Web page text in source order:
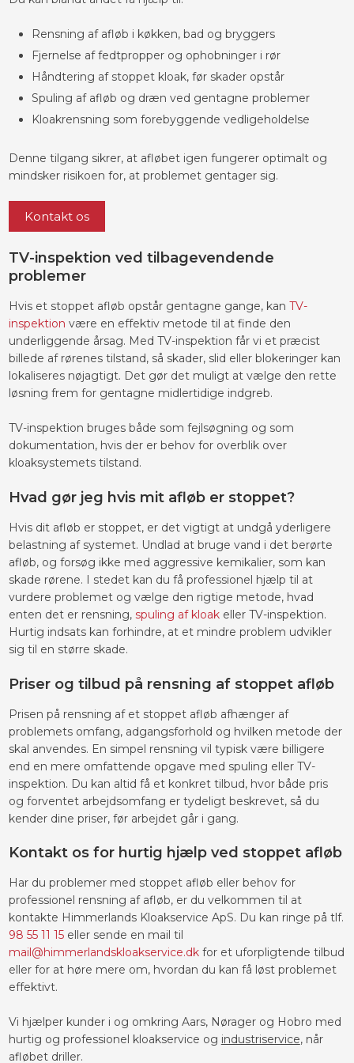
​Rensning af afløb i køkken, bad og bryggers
​Fjernelse af fedtpropper og ophobninger i rør
​Håndtering af stoppet kloak, før skader opstår
​Spuling af afløb og dræn ved gentagne problemer
​Kloakrensning som forebyggende vedligeholdelse
Denne tilgang sikrer, at afløbet igen fungerer optimalt og
mindsker risikoen for, at problemet gentager sig.
Kontakt os
TV-inspektion ved tilbagevendende
problemer
Hvis et stoppet afløb opstår gentagne gange, kan TV-
inspektion være en effektiv metode til at finde den
underliggende årsag. Med TV-inspektion får vi et præcist
billede af rørenes tilstand, så skader, slid eller blokeringer kan
lokaliseres nøjagtigt. Det gør det muligt at vælge den rette
løsning frem for gentagne midlertidige indgreb.
TV-inspektion bruges både som fejlsøgning og som
dokumentation, hvis der er behov for overblik over
kloaksystemets tilstand.
Hvad gør jeg hvis mit afløb er stoppet?
Hvis dit afløb er stoppet, er det vigtigt at undgå yderligere
belastning af systemet. Undlad at bruge vand i det berørte
afløb, og forsøg ikke med aggressive kemikalier, som kan
skade rørene. I stedet kan du få professionel hjælp til at
vurdere problemet og vælge den rigtige metode, hvad
enten det er rensning, spuling af kloakeller TV-inspektion.
Hurtig indsats kan forhindre, at et mindre problem udvikler
sig til en større skade.
Priser og tilbud på rensning af stoppet afløb
Prisen på rensning af et stoppet afløb afhænger af
problemets omfang, adgangsforhold og hvilken metode der
skal anvendes. En simpel rensning vil typisk være billigere
end en mere omfattende opgave med spuling eller TV-
inspektion. Du kan altid få et konkret tilbud, hvor både pris
og forventet arbejdsomfang er tydeligt beskrevet, så du
kender dine priser, før arbejdet går i gang.
Kontakt os for hurtig hjælp ved stoppet afløb
Har du problemer med stoppet afløb eller behov for
professionel rensning af afløb, er du velkommen til at
kontakte Himmerlands Kloakservice ApS. Du kan ringe på tlf.
98 55 11 15eller sende en mail til
mail@himmerlandskloakservice.dkfor et uforpligtende tilbud
eller for at høre mere om, hvordan du kan få løst problemet
effektivt.
Vi hjælper kunder i og omkring Aars, Nørager og Hobro med
hurtig og professionel kloakservice og industriservice, når
afløbet driller.